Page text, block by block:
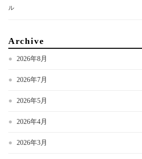
ル
Archive
2026年8月
2026年7月
2026年5月
2026年4月
2026年3月